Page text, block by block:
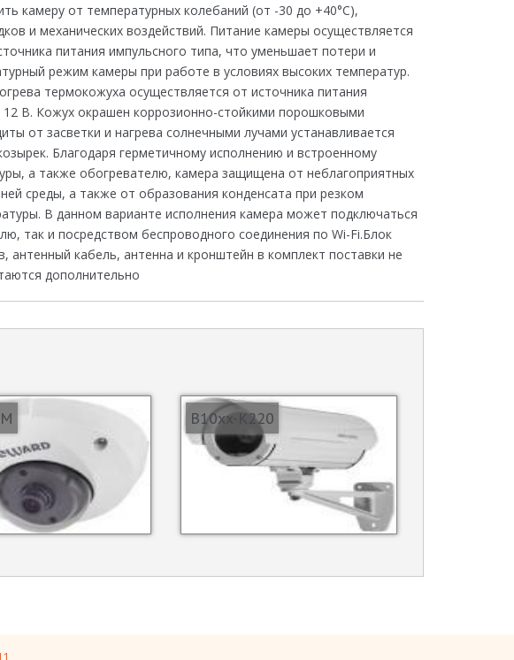
камеру от температурных колебаний (от -30 до +40°С),
и механических воздействий. Питание камеры осуществляется
питания импульсного типа, что уменьшает потери и
режим камеры при работе в условиях высоких температур.
термокожуха осуществляется от источника питания
12 В. Кожух окрашен коррозионно-стойкими порошковыми
от засветки и нагрева солнечными лучами устанавливается
Благодаря герметичному исполнению и встроенному
а также обогревателю, камера защищена от неблагоприятных
среды, а также от образования конденсата при резком
В данном варианте исполнения камера может подключаться
так и посредством беспроводного соединения по Wi-Fi.Блок
антенный кабель, антенна и кронштейн в комплект поставки не
дополнительно
B10xx-K220